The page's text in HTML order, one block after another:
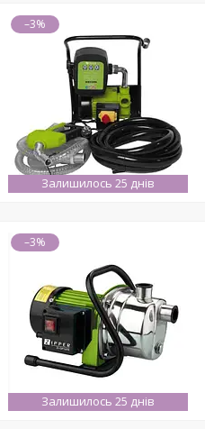
–3%
Залишилось 25 днів
–3%
Залишилось 25 днів